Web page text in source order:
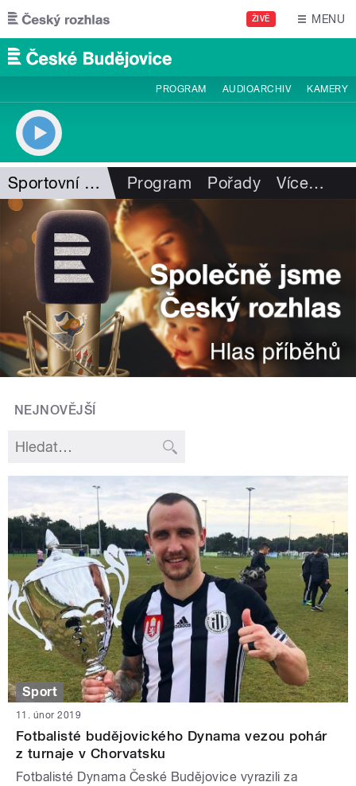
Přejít k hlavnímu obsahu
ŽIVĚ MENU
PROGRAM AUDIOARCHIV KAMERY
Sportovní ozvěny Program Pořady Více…
NEJNOVĚJŠÍ
Sport
11. únor 2019
Fotbalisté budějovického Dynama vezou pohár
z turnaje v Chorvatsku
Fotbalisté Dynama České Budějovice vyrazili za